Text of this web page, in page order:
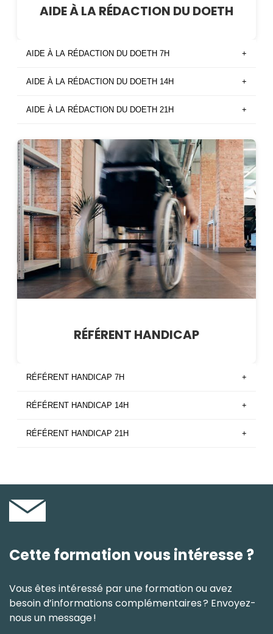
AIDE À LA RÉDACTION DU DOETH
AIDE À LA RÉDACTION DU DOETH 7H +
AIDE À LA RÉDACTION DU DOETH 14H +
AIDE À LA RÉDACTION DU DOETH 21H +
RÉFÉRENT HANDICAP
RÉFÉRENT HANDICAP 7H +
RÉFÉRENT HANDICAP 14H +
RÉFÉRENT HANDICAP 21H +
Cette formation vous intéresse ?
Vous êtes intéressé par une formation ou avez
besoin d’informations complémentaires ? Envoyez-
nous un message !